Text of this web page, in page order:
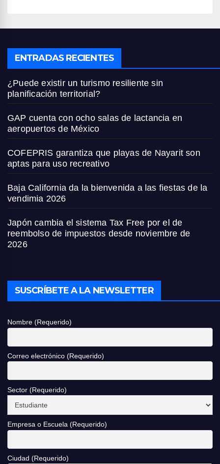
ENTRADAS RECIENTES
¿Puede existir un turismo resiliente sin
planificación territorial?
GAP cuenta con ocho salas de lactancia en
aeropuertos de México
COFEPRIS garantiza que playas de Nayarit son
aptas para uso recreativo
Baja California da la bienvenida a las fiestas de la
vendimia 2026
Japón cambia el sistema Tax Free por el de
reembolso de impuestos desde noviembre de
2026
SUSCRÍBETE A LA NEWSLETTER
Nombre (Requerido)
Correo electrónico (Requerido)
Sector (Requerido)
Empresa o Escuela (Requerido)
Ciudad (Requerido)